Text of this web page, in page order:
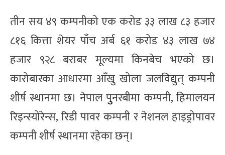
तीन सय ४९ कम्पनीको एक करोड ३३ लाख ८३ हजार
८१६ कित्ता शेयर पाँच अर्ब ६१ करोड ४३ लाख ७४
हजार ९२८ बराबर मूल्यमा किनबेच भएको छ।
कारोबारका आधारमा आँखु खोला जलविद्युत् कम्पनी
शीर्ष स्थानमा छ। नेपाल पुुनरबीमा कम्पनी, हिमालयन
रिइन्स्योरेन्स, रिडी पावर कम्पनी र नेशनल हाइड्रोपावर
कम्पनी शीर्ष स्थानमा रहेका छन्।